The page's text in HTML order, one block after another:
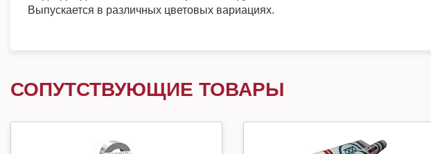
Выпускается в различных цветовых вариациях.
СОПУТСТВУЮЩИЕ ТОВАРЫ